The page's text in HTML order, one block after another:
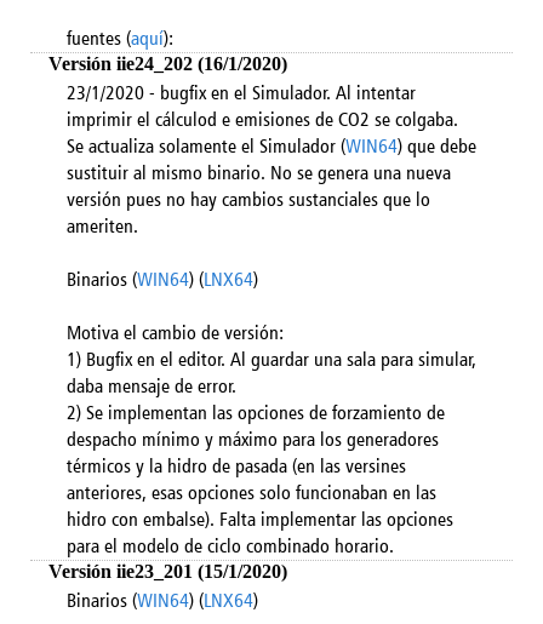
fuentes (aquí):
Versión iie24_202 (16/1/2020)
23/1/2020 - bugfix en el Simulador. Al intentar
imprimir el cálculod e emisiones de CO2 se colgaba.
Se actualiza solamente el Simulador (WIN64) que debe
sustituir al mismo binario. No se genera una nueva
versión pues no hay cambios sustanciales que lo
ameriten.
Binarios (WIN64) (LNX64)
Motiva el cambio de versión:
1) Bugfix en el editor. Al guardar una sala para simular,
daba mensaje de error.
2) Se implementan las opciones de forzamiento de
despacho mínimo y máximo para los generadores
térmicos y la hidro de pasada (en las versines
anteriores, esas opciones solo funcionaban en las
hidro con embalse). Falta implementar las opciones
para el modelo de ciclo combinado horario.
Versión iie23_201 (15/1/2020)
Binarios (WIN64) (LNX64)